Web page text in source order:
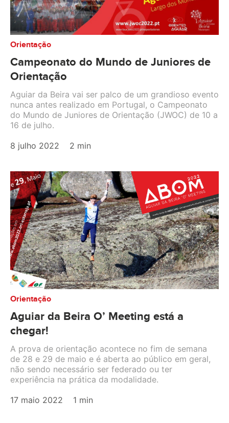
Orientação
Campeonato do Mundo de Juniores de
Orientação
Aguiar da Beira vai ser palco de um grandioso evento
nunca antes realizado em Portugal, o Campeonato
do Mundo de Juniores de Orientação (JWOC) de 10 a
16 de julho.
8 julho 2022
2 min
Orientação
Aguiar da Beira O’ Meeting está a
chegar!
A prova de orientação acontece no fim de semana
de 28 e 29 de maio e é aberta ao público em geral,
não sendo necessário ser federado ou ter
experiência na prática da modalidade.
17 maio 2022
1 min